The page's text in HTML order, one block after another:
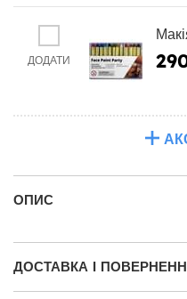
ДОДАТИ
ОПИС
ДОСТАВКА І